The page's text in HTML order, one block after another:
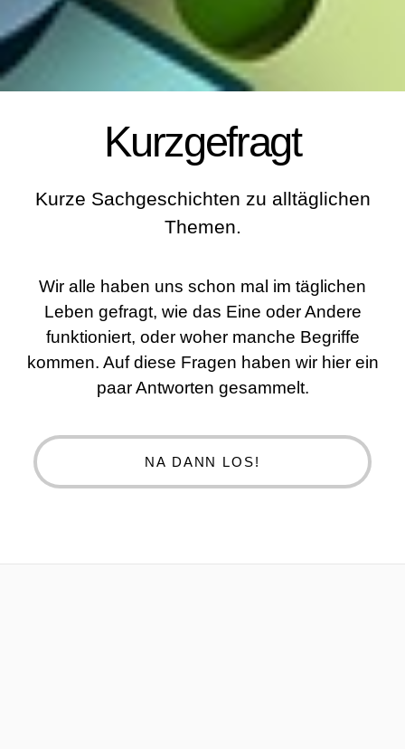
Kurzgefragt
Kurze Sachgeschichten zu alltäglichen
Themen.
Wir alle haben uns schon mal im täglichen
Leben gefragt, wie das Eine oder Andere
funktioniert, oder woher manche Begriffe
kommen. Auf diese Fragen haben wir hier ein
paar Antworten gesammelt.
NA DANN LOS!